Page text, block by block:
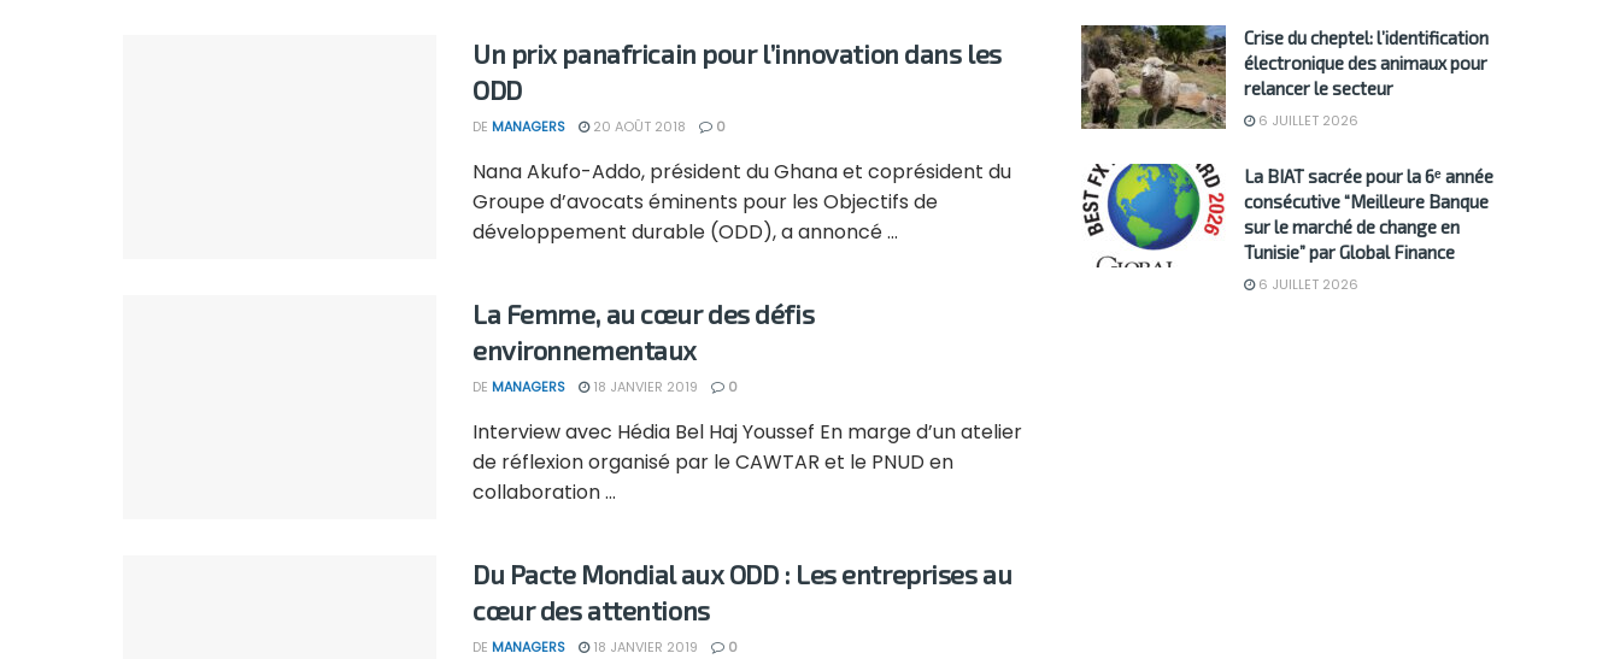
Un prix panafricain pour l’innovation dans les
ODD
DE MANAGERS 20 AOÛT 2018 0
Nana Akufo-Addo, président du Ghana et coprésident du
Groupe d’avocats éminents pour les Objectifs de
développement durable (ODD), a annoncé ...
La Femme, au cœur des défis
environnementaux
DE MANAGERS 18 JANVIER 2019 0
Interview avec Hédia Bel Haj Youssef En marge d’un atelier
de réflexion organisé par le CAWTAR et le PNUD en
collaboration ...
Du Pacte Mondial aux ODD : Les entreprises au
cœur des attentions
DE MANAGERS 18 JANVIER 2019 0
Crise du cheptel: l’identification
électronique des animaux pour
relancer le secteur
6 JUILLET 2026
La BIAT sacrée pour la 6ᵉ année
consécutive “Meilleure Banque
sur le marché de change en
Tunisie” par Global Finance
6 JUILLET 2026